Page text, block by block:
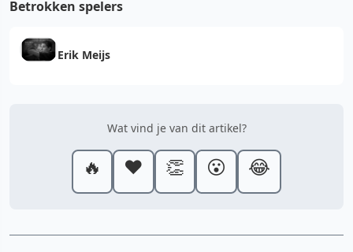
Betrokken spelers
Erik Meijs
Wat vind je van dit artikel?
🔥 ❤️ 👏 😮 😂